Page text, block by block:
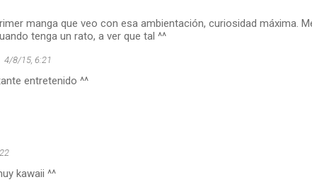
manga que veo con esa ambientación, curiosidad máxima.
tenga un rato, a ver que tal ^^
4/8/15, 6:21
entretenido ^^
kawaii ^^